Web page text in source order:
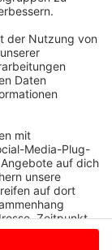
fertig und die